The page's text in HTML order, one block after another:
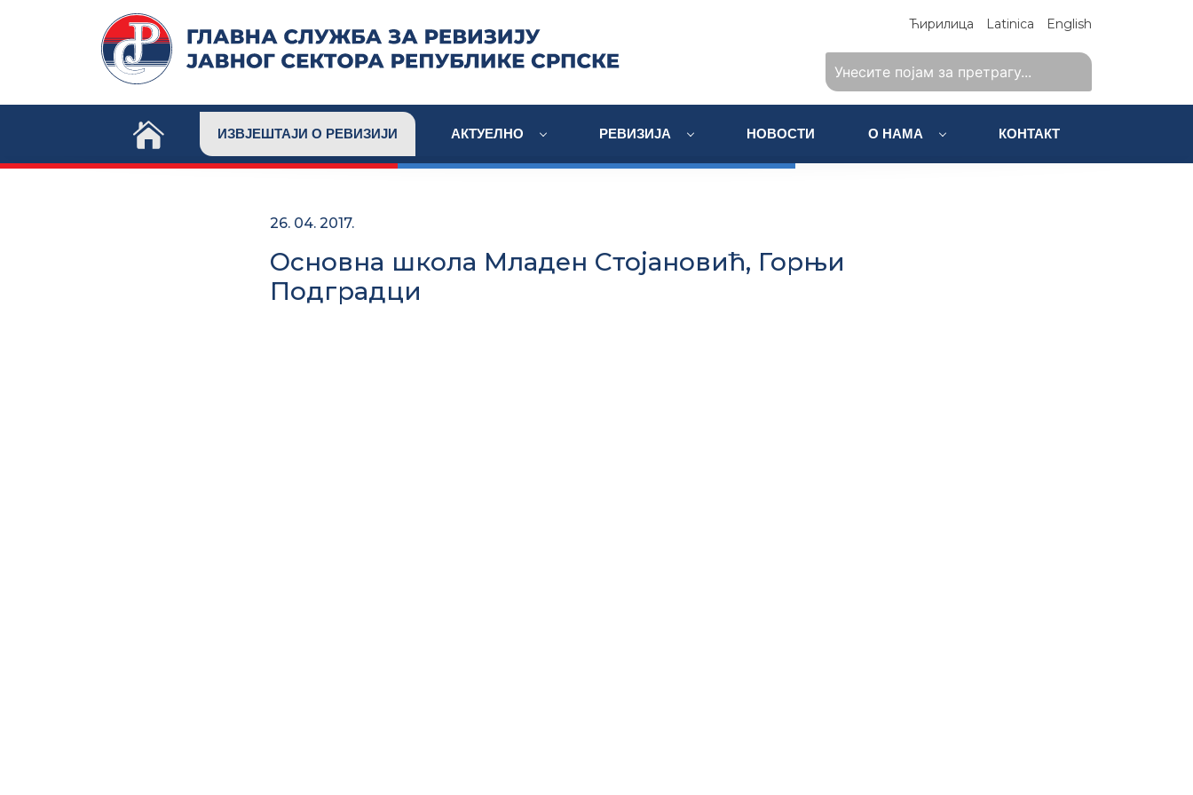
Ћирилица Latinica English
ИЗВЈЕШТАЈИ О РЕВИЗИЈИ АКТУЕЛНО РЕВИЗИЈА НОВОСТИ О НАМА КОНТАКТ
26. 04. 2017.
Основна школа Младен Стојановић, Горњи
Подградци